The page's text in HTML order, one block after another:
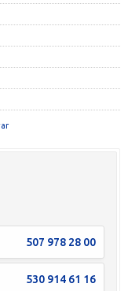
507 978 28 00
530 914 61 16